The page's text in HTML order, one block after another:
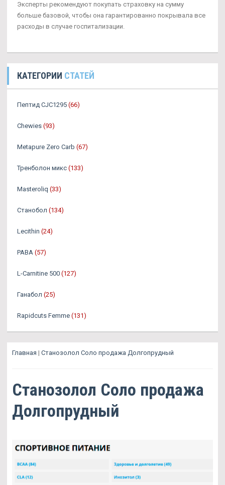
Эксперты рекомендуют покупать страховку на сумму
больше базовой, чтобы она гарантированно покрывала все
расходы в случае госпитализации.
КАТЕГОРИИ СТАТЕЙ
Пептид CJC1295 (66)
Chewies (93)
Metapure Zero Carb (67)
Тренболон микс (133)
Masteroliq (33)
Станобол (134)
Lecithin (24)
PABA (57)
L-Carnitine 500 (127)
Ганабол (25)
Rapidcuts Femme (131)
Главная | Станозолол Соло продажа Долгопрудный
Станозолол Соло продажа
Долгопрудный